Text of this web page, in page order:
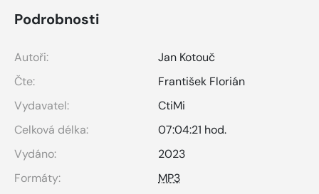
Podrobnosti
Autoři:
Jan Kotouč
Čte:
František Florián
Vydavatel:
CtiMi
Celková délka:
07:04:21 hod.
Vydáno:
2023
Formáty:
MP3